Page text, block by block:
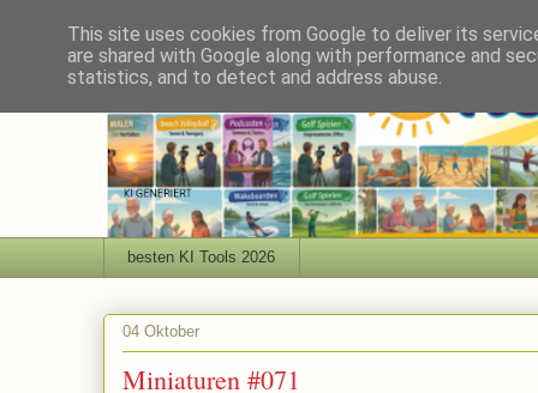
besten KI Tools 2026
04 Oktober
Miniaturen #071
This site uses cookies from Google to deliver its
are shared with Google along with performance and
statistics, and to detect and address abuse.